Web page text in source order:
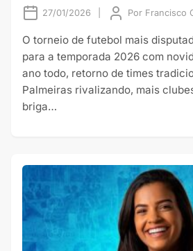
27/01/2026 Por Francisco
O torneio de futebol mais
para a temporada 2026 com
ano todo, retorno de times
Palmeiras rivalizando, mais
briga…